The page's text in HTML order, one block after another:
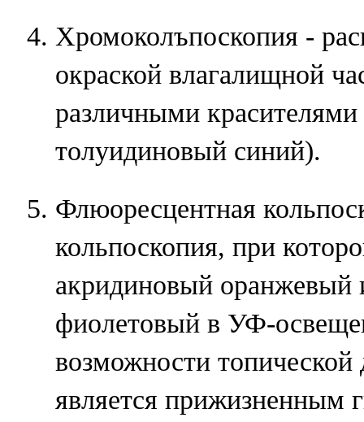
Хромоколъпоскопия -
окраской влагалищной
различными красителями
толуидиновый синий).
Флюоресцентная
кольпоскопия, при
акридиновый оранжевый
фиолетовый в УФ-
возможности
является прижизненным